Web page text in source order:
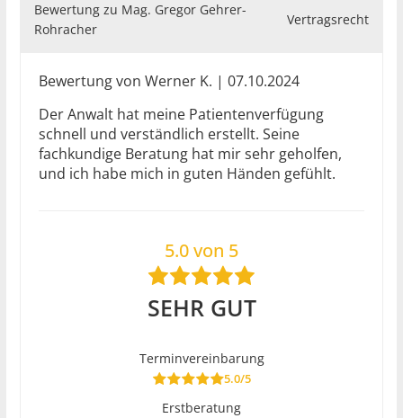
Bewertung zu Mag. Gregor Gehrer-
Rohracher
Vertragsrecht
Bewertung von Werner K. | 07.10.2024
Der Anwalt hat meine Patientenverfügung
schnell und verständlich erstellt. Seine
fachkundige Beratung hat mir sehr geholfen,
und ich habe mich in guten Händen gefühlt.
5.0 von 5
SEHR GUT
Terminvereinbarung
5.0/5
Erstberatung